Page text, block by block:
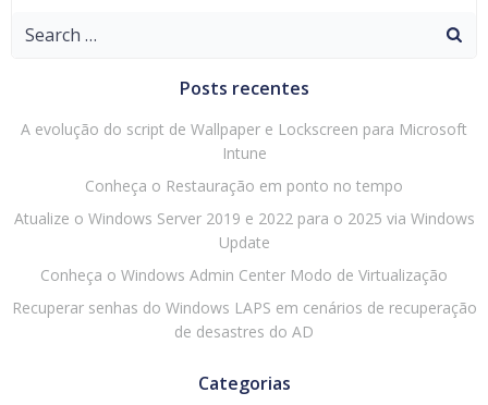
Search
Posts recentes
A evolução do script de Wallpaper e Lockscreen para Microsoft
Intune
Conheça o Restauração em ponto no tempo
Atualize o Windows Server 2019 e 2022 para o 2025 via Windows
Update
Conheça o Windows Admin Center Modo de Virtualização
Recuperar senhas do Windows LAPS em cenários de recuperação
de desastres do AD
Categorias